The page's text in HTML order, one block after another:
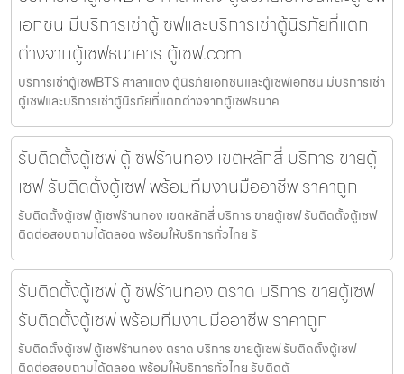
เอกชน มีบริการเช่าตู้เซฟและบริการเช่าตู้นิรภัยที่แตก
ต่างจากตู้เซฟธนาคาร ตู้เซฟ.com
บริการเช่าตู้เซฟBTS ศาลาแดง ตู้นิรภัยเอกชนและตู้เซฟเอกชน มีบริการเช่า
ตู้เซฟและบริการเช่าตู้นิรภัยที่แตกต่างจากตู้เซฟธนาค
รับติดตั้งตู้เซฟ ตู้เซฟร้านทอง เขตหลักสี่ บริการ ขายตู้
เซฟ รับติดตั้งตู้เซฟ พร้อมทีมงานมืออาชีพ ราคาถูก
รับติดตั้งตู้เซฟ ตู้เซฟร้านทอง เขตหลักสี่ บริการ ขายตู้เซฟ รับติดตั้งตู้เซฟ
ติดต่อสอบถามได้ตลอด พร้อมให้บริการทั่วไทย รั
รับติดตั้งตู้เซฟ ตู้เซฟร้านทอง ตราด บริการ ขายตู้เซฟ
รับติดตั้งตู้เซฟ พร้อมทีมงานมืออาชีพ ราคาถูก
รับติดตั้งตู้เซฟ ตู้เซฟร้านทอง ตราด บริการ ขายตู้เซฟ รับติดตั้งตู้เซฟ
ติดต่อสอบถามได้ตลอด พร้อมให้บริการทั่วไทย รับติดตั